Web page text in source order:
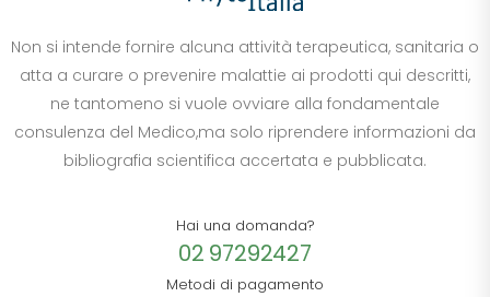
Non si intende fornire alcuna attività terapeutica, sanitaria o
atta a curare o prevenire malattie ai prodotti qui descritti,
ne tantomeno si vuole ovviare alla fondamentale
consulenza del Medico,ma solo riprendere informazioni da
bibliografia scientifica accertata e pubblicata.
Hai una domanda?
02 97292427
Metodi di pagamento